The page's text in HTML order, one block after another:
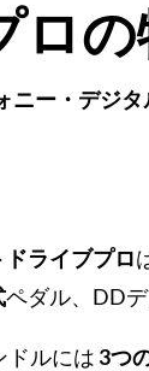
ロ
ニー・デジタ
ライブプロ
ペダル、DD
ドルには 3つ